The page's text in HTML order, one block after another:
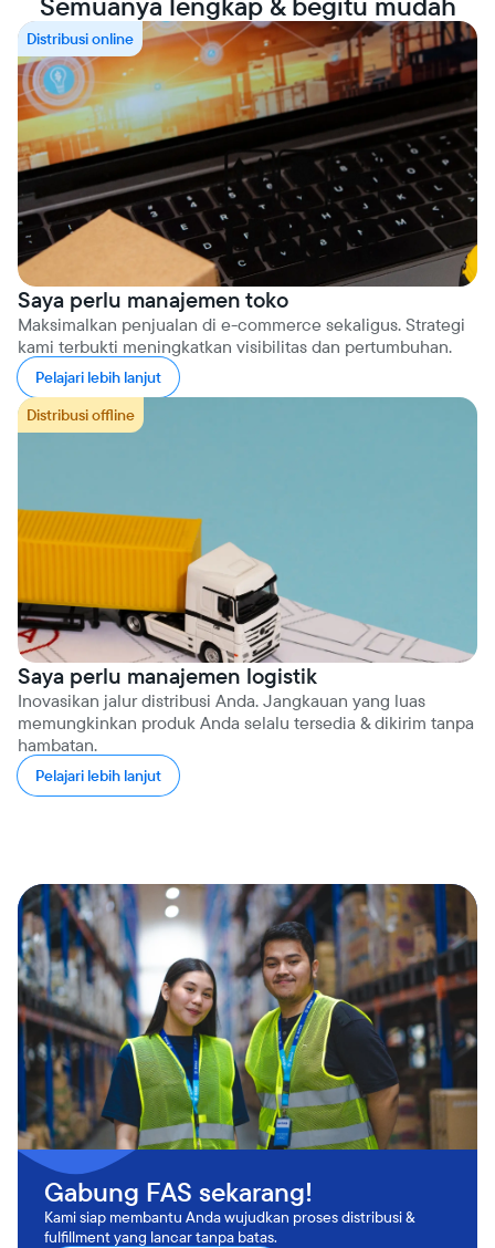
Distribusi online
Saya perlu manajemen toko
Maksimalkan penjualan di e-commerce sekaligus. Strategi
kami terbukti meningkatkan visibilitas dan pertumbuhan.
Pelajari lebih lanjut
Distribusi offline
Saya perlu manajemen logistik
Inovasikan jalur distribusi Anda. Jangkauan yang luas
memungkinkan produk Anda selalu tersedia & dikirim tanpa
hambatan.
Pelajari lebih lanjut
Gabung FAS sekarang!
Kami siap membantu Anda wujudkan proses distribusi &
fulfillment yang lancar tanpa batas.